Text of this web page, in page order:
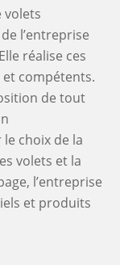
volets
l’entreprise
réalise ces
compétents.
de tout
choix de la
volets et la
l’entreprise
et produits